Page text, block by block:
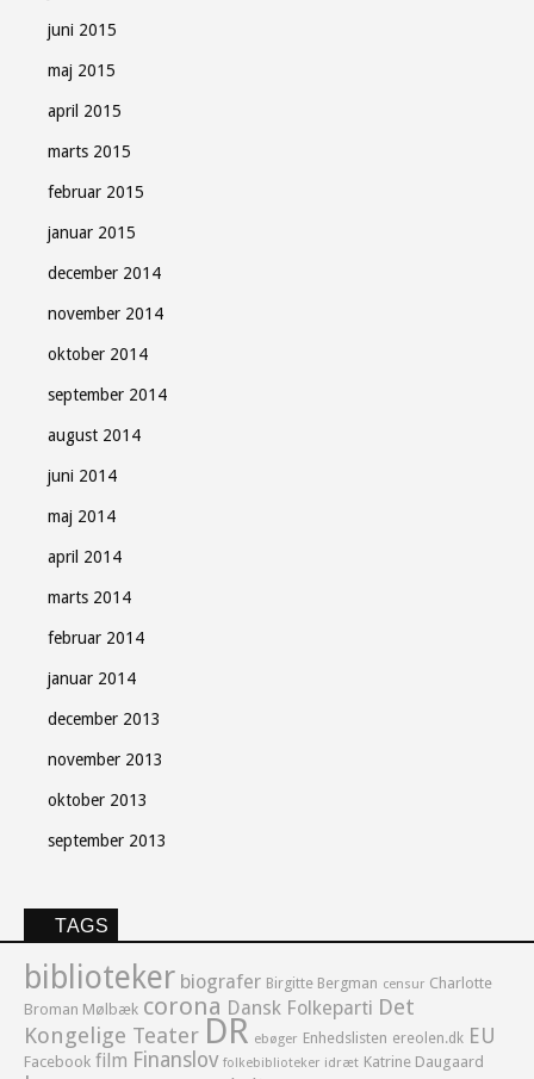
juni 2015
maj 2015
april 2015
marts 2015
februar 2015
januar 2015
december 2014
november 2014
oktober 2014
september 2014
august 2014
juni 2014
maj 2014
april 2014
marts 2014
februar 2014
januar 2014
december 2013
november 2013
oktober 2013
september 2013
TAGS
biblioteker biografer Birgitte Bergman censur Charlotte
Broman Mølbæk corona Dansk Folkeparti Det
Kongelige Teater DR ebøger Enhedslisten ereolen.dk EU
Facebook film Finanslov folkebiblioteker idræt Katrine Daugaard